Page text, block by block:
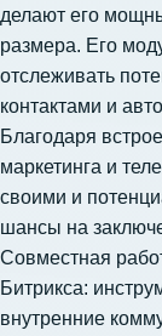
делают его
размера. Его
отслеживать
контактами и
Благодаря
маркетинга и
своими и
шансы на
Совместная
Битрикса:
внутренние